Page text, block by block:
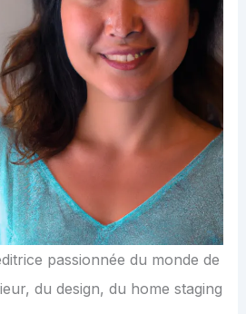
passionnée du monde de
du design, du home staging